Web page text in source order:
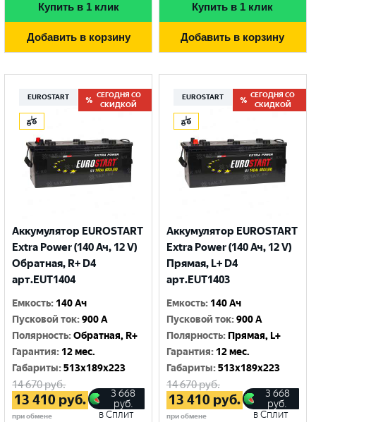
Купить в 1 клик
Добавить в корзину
Купить в 1 клик
Добавить в корзину
EUROSTART
СЕГОДНЯ СО
СКИДКОЙ
Аккумулятор EUROSTART
Extra Power (140 Ач, 12 V)
Обратная, R+ D4
арт.EUT1404
Емкость: 140 Ач
Пусковой ток:900 A
Полярность:Обратная, R+
Гарантия: 12 мес.
Габариты:513x189x223
14 670руб.
13 410 руб.
при обмене
3 668
руб.
в Сплит
EUROSTART
СЕГОДНЯ СО
СКИДКОЙ
Аккумулятор EUROSTART
Extra Power (140 Ач, 12 V)
Прямая, L+ D4
арт.EUT1403
Емкость: 140 Ач
Пусковой ток:900 A
Полярность: Прямая, L+
Гарантия: 12 мес.
Габариты:513x189x223
14 670руб.
13 410 руб.
при обмене
3 668
руб.
в Сплит